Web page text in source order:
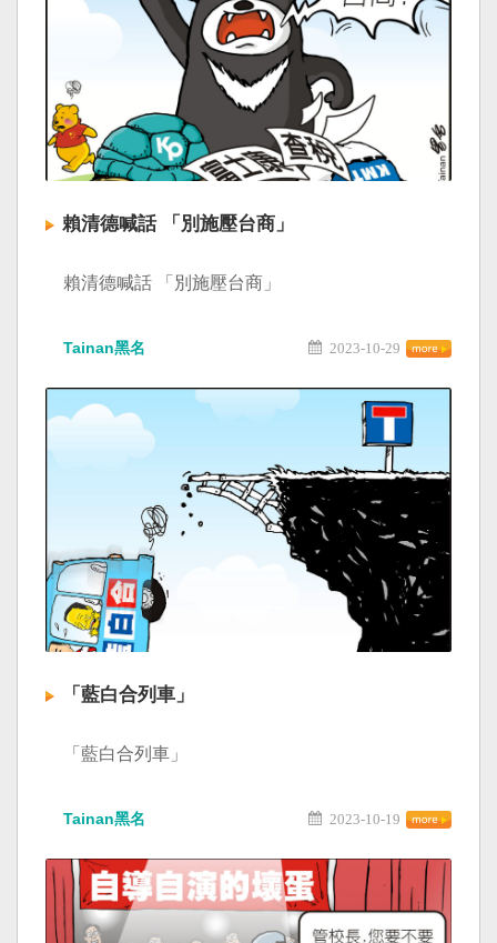
賴清德喊話 「別施壓台商」
賴清德喊話 「別施壓台商」
Tainan黑名 2023-10-29
「藍白合列車」
「藍白合列車」
Tainan黑名 2023-10-19